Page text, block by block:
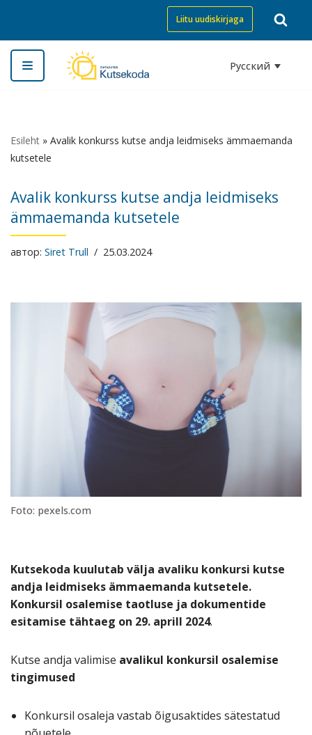
Перейти
к
содержимому
Liitu uudiskirjaga
Русский
Esileht » Avalik konkurss kutse andja leidmiseks ämmaemanda
kutsetele
Avalik konkurss kutse andja leidmiseks
ämmaemanda kutsetele
автор: Siret Trull 25.03.2024
Foto: pexels.com
Kutsekoda kuulutab välja avaliku konkursi kutse
andja leidmiseks ämmaemanda kutsetele.
Konkursil osalemise taotluse ja dokumentide
esitamise tähtaeg on 29. aprill 2024.
Kutse andja valimise avalikul konkursil osalemise
tingimused
Konkursil osaleja vastab õigusaktides sätestatud